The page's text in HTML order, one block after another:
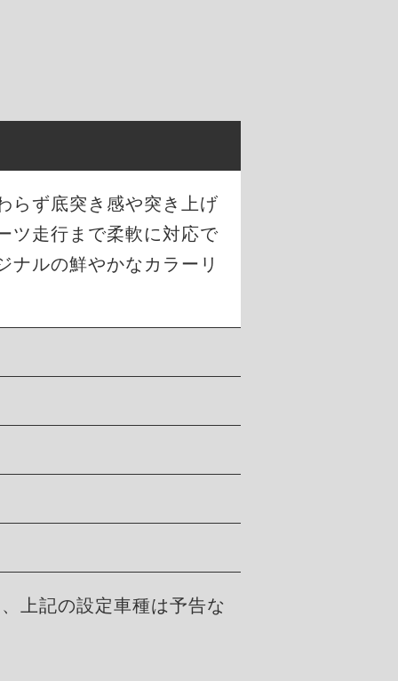
らず底突き感や突き上げ
ツ走行まで柔軟に対応で
ナルの鮮やかなカラーリ
上記の設定車種は予告な